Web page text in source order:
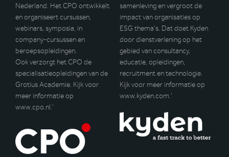
Nederland. Het CPO ontwikkelt
en organiseert cursussen,
webinars, symposia, in
company-cursussen en
beroepsopleidingen.
Ook verzorgt het CPO de
specialisatieopleidingen van de
Grotius Academie. Kijk voor
meer informatie op
www.cpo.nl.’
samenleving en vergroot de
impact van organisaties op
ESG thema’s. Dat doet Kyden
door dienstverlening op het
gebied van consultancy,
educatie, opleidingen,
recruitment en technologie.
Kijk voor meer informatie op
www.kyden.com.’